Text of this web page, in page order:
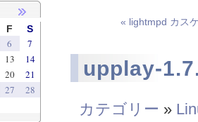
« lightmpd カス
upplay-
カテゴリー »
F S
6
7
13
14
20
21
27
28